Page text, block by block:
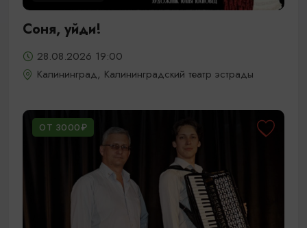
Соня, уйди!
28.08.2026 19:00
Калининград, Калининградский театр эстрады
ОТ 3000₽